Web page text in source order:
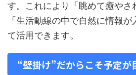
す。これにより「眺めて癒やさ
「生活動線の中で自然に情報
て活用できます。
“壁掛け”だからこそ予定が